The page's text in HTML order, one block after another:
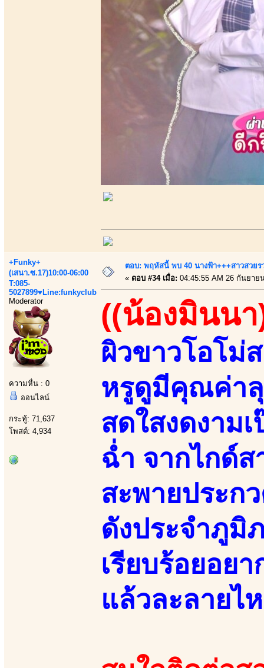
+Funky+
(เสนา.ซ.17)10:00-06:00
T:085-
5027899♥Line:funkyclub
Moderator
ความหื่น : 0
ออนไลน์
กระทู้: 71,637
โพสต์: 4,934
ตอบ: พฤหัสนี้ พบ 40 นางฟ้า+++สาวสวยร
« ตอบ #34 เมื่อ: 04:45:55 AM 26 กันยาย
((น้องมินนา
ผิวขาวโอโม่
หรูดูมีคุณค่าลุ
สดใสงดงาม
ฉ่ำ จากไกด์ส
สะพายประก
ดังประจำภูมิ
เรียบร้อยอย
แล้วละลายไ